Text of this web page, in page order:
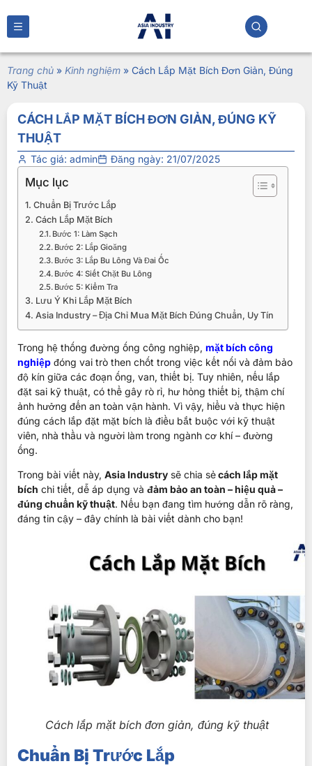
Trang chủ » Kinh nghiệm » Cách Lắp Mặt Bích Đơn Giản, Đúng
Kỹ Thuật
CÁCH LẮP MẶT BÍCH ĐƠN GIẢN, ĐÚNG KỸ
THUẬT
Tác giá: admin Đăng ngày: 21/07/2025
Mục lục
Chuẩn Bị Trước Lắp
Cách Lắp Mặt Bích
Bước 1: Làm Sạch
Bước 2: Lắp Gioăng
Bước 3: Lắp Bu Lông Và Đai Ốc
Bước 4: Siết Chặt Bu Lông
Bước 5: Kiểm Tra
Lưu Ý Khi Lắp Mặt Bích
Asia Industry – Địa Chỉ Mua Mặt Bích Đúng Chuẩn, Uy Tín
Trong hệ thống đường ống công nghiệp, mặt bích công
nghiệp đóng vai trò then chốt trong việc kết nối và đảm bảo
độ kín giữa các đoạn ống, van, thiết bị. Tuy nhiên, nếu lắp
đặt sai kỹ thuật, có thể gây rò rỉ, hư hỏng thiết bị, thậm chí
ảnh hưởng đến an toàn vận hành. Vì vậy, hiểu và thực hiện
đúng cách lắp đặt mặt bích là điều bắt buộc với kỹ thuật
viên, nhà thầu và người làm trong ngành cơ khí – đường
ống.
Trong bài viết này, Asia Industry sẽ chia sẻcách lắp mặt
bích chi tiết, dễ áp dụng và đảm bảo an toàn – hiệu quả –
đúng chuẩn kỹ thuật. Nếu bạn đang tìm hướng dẫn rõ ràng,
đáng tin cậy – đây chính là bài viết dành cho bạn!
Cách lắp mặt bích đơn giản, đúng kỹ thuật
Chuẩn Bị Trước Lắp